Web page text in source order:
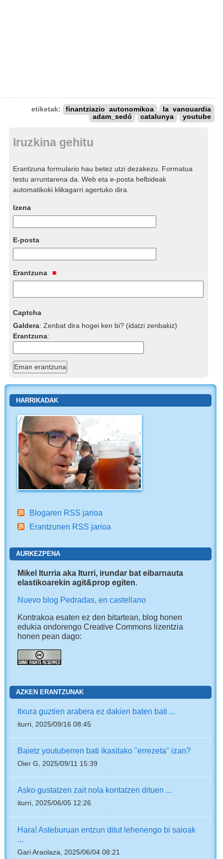
etiketak: finantziazio_autonomikoa
la_vanguardia
adam_sedó
catalunya youtube
Iruzkina gehitu
Erantzuna formulario hau betez utzi dezakezu. Formatua
testu arruntarena da. Web eta e-posta helbideak
automatikoki klikagarri agertuko dira.
Izena
E-posta
Erantzuna
Captcha
Galdera:Zenbat dira hogei ken bi? (idatzi zenbakiz)
Erantzuna:
HARRIKADAK
Blogaren RSS jarioa
Erantzunen RSS jarioa
AURKEZPENA
Mikel Iturria aka Iturri, irundar bat eibarnauta
elastikoarekin agit&prop egiten.
Nuevo blog Pedradas, en castellano
Kontrakoa esaten ez den bitartean, blog honen
edukia ondorengo Creative Commons lizentzia
honen pean dago:
AZKEN ERANTZUNAK
Itxura guztien arabera ez dakien baten bati ...
iturri, 2025/09/16 08:45
Baietz youtuberren bati ikasitako "errezeta" izan?
Oier G, 2025/09/11 15:39
Asko gustatzen zait nola kontatzen dituen ...
iturri, 2025/06/05 12:26
Hara! Asteburuan entzun ditut lehenengo bi saioak
...
Gari Araolaza, 2025/06/04 08:21